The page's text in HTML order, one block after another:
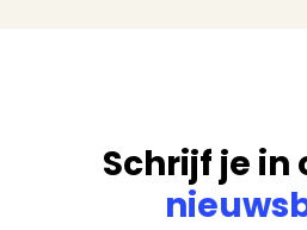
Schrijf je in